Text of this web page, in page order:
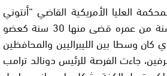
العليا الأمريكية القاضي “أنتوني
كينيدي” الذي بلغ 81 سنة من عمره قضى منها 30 سنة كعضو
كان وسطا بين الليبراليين والمحافظين
جاءت الفرصة للرئيس دونالد ترامب